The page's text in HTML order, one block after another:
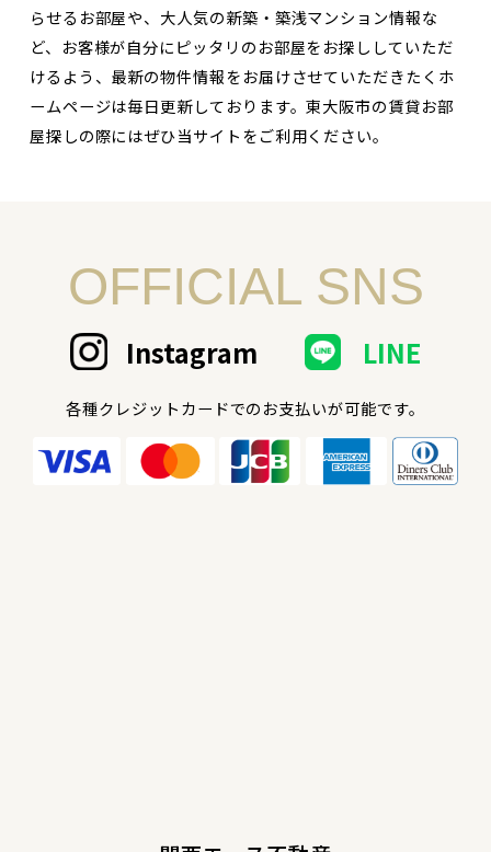
らせるお部屋や、大人気の新築・築浅マンション情報な
ど、お客様が自分にピッタリのお部屋をお探ししていただ
けるよう、最新の物件情報をお届けさせていただきたくホ
ームページは毎日更新しております。東大阪市の賃貸お部
屋探しの際にはぜひ当サイトをご利用ください。
OFFICIAL SNS
Instagram LINE
各種クレジットカードでのお支払いが可能です。